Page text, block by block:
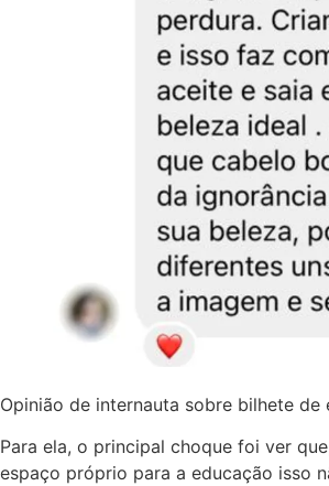
Opinião de internauta sobre bilhete
Para ela, o principal choque foi ver
espaço próprio para a educação isso